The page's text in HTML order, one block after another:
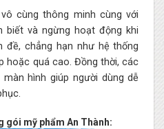
cùng thông minh cùng với
biết và ngừng hoạt động khi
đề, chẳng hạn như hệ thống
hoặc quá cao. Đồng thời, các
hình giúp người dùng dễ
gói mỹ phẩm An Thành: